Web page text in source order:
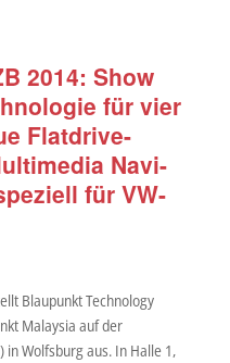
2014: Show
für vier
Flatdrive-
Navi-
für VW-
Blaupunkt Technology
Malaysia auf der
Wolfsburg aus. In Halle 1,